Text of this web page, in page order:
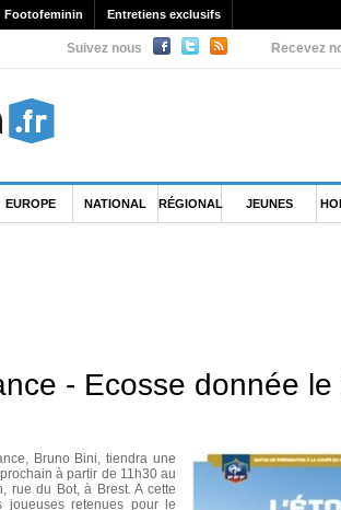
Footofeminin Entretiens exclusifs
Suivez nous Recevez
EUROPE NATIONAL RÉGIONAL JEUNES
- Ecosse donnée le
Bruno Bini, tiendra une
à partir de 11h30 au
rue du Bot, à Brest. A cette
joueuses retenues pour le